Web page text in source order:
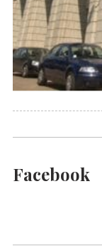
Facebook